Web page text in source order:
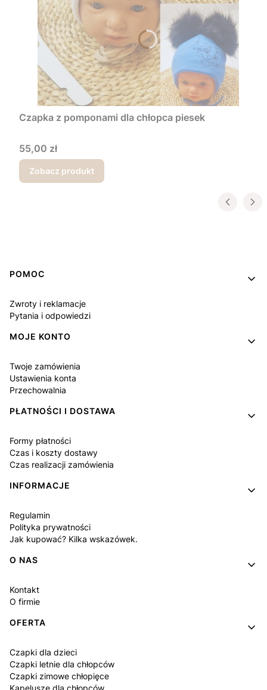
Czapka z pomponami dla chłopca piesek
Cena
55,00 zł
Zobacz produkt
Linki w stopce
POMOC
Zwroty i reklamacje
Pytania i odpowiedzi
MOJE KONTO
Twoje zamówienia
Ustawienia konta
Przechowalnia
PŁATNOŚCI I DOSTAWA
Formy płatności
Czas i koszty dostawy
Czas realizacji zamówienia
INFORMACJE
Regulamin
Polityka prywatności
Jak kupować? Kilka wskazówek.
O NAS
Kontakt
O firmie
OFERTA
Czapki dla dzieci
Czapki letnie dla chłopców
Czapki zimowe chłopięce